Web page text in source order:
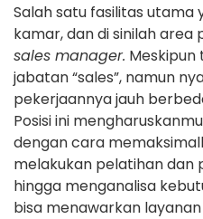
Salah satu fasilitas utama
kamar, dan di sinilah area
sales manager.
jabatan “sales”, namun
pekerjaannya jauh
Posisi ini
dengan cara
melakukan pelatihan dan
hingga menganalisa
bisa menawarkan